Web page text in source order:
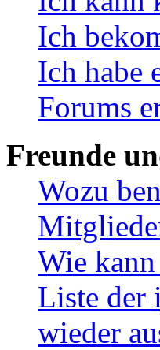
Ich
Ich habe
Forums
Freunde
Wozu
Wie
Liste der
wieder